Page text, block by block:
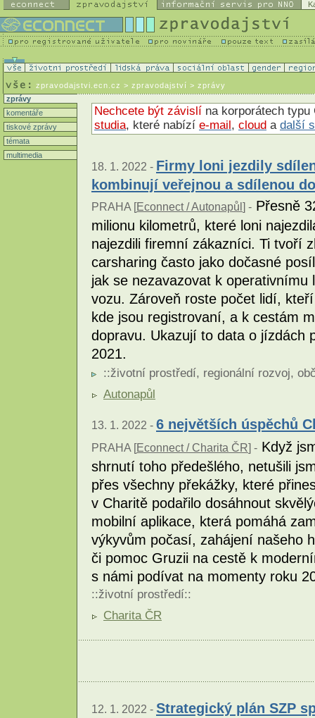
zpravodajstvi.ecn.cz > zpravodajství > zprávy
zprávy
komentáře
tiskové zprávy
témata
multimedia
Nechcete být závislí na korporátech
studia, které nabízí e-mail, cloud a další
18. 1. 2022 - Firmy loni jezdily
kombinují veřejnou a sdílenou
PRAHA [Econnect / Autonapůl ] - Přesně
milionu kilometrů, které loni
najezdili firemní zákazníci. Ti tvoří
carsharing často jako dočasné
jak se nezavazovat k operativnímu
vozu. Zároveň roste počet lidí,
kde jsou registrovaní, a k cestám
dopravu. Ukazují to data o jízdách
2021.
::životní prostředí, regionální rozvoj,
Autonapůl
13. 1. 2022 - 6 největších úspěchů
PRAHA [Econnect / Charita ČR] - Když
shrnutí toho předešlého, netušili
přes všechny překážky, které
v Charitě podařilo dosáhnout
mobilní aplikace, která pomáhá
výkyvům počasí, zahájení našeho
či pomoc Gruzii na cestě k
s námi podívat na momenty roku
::životní prostředí::
Charita ČR
12. 1. 2022 - Strategický plán SZP